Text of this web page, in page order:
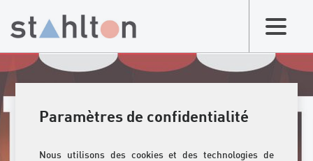
Paramètres de confidentialité
Nous utilisons des cookies et des technologies de